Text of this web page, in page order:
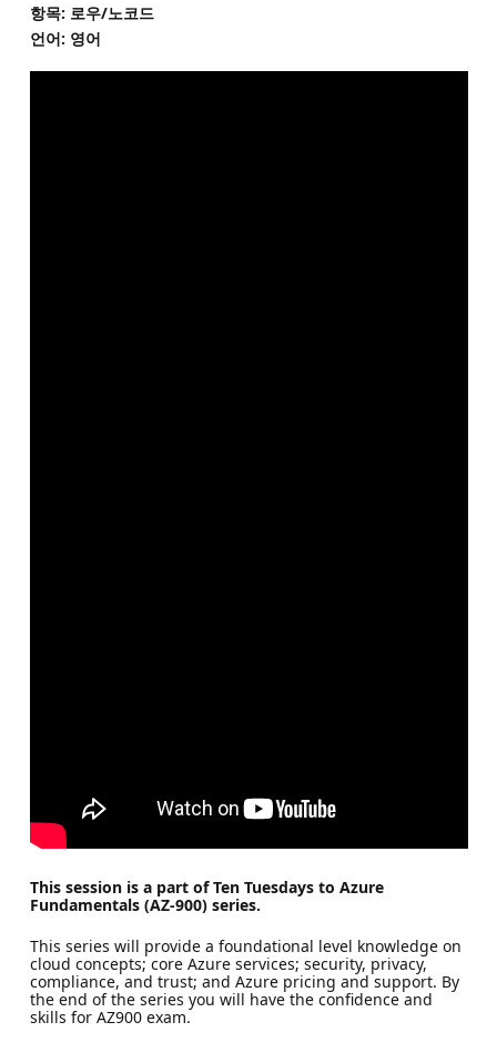
항목: 로우/노코드
언어: 영어
This session is a part of Ten Tuesdays to Azure
Fundamentals (AZ-900) series.
This series will provide a foundational level knowledge on
cloud concepts; core Azure services; security, privacy,
compliance, and trust; and Azure pricing and support. By
the end of the series you will have the confidence and
skills for AZ900 exam.